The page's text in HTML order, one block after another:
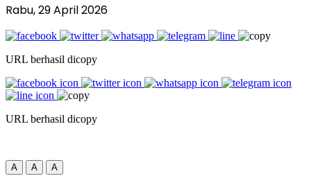
Rabu, 29 April 2026
URL berhasil dicopy
URL berhasil dicopy
A A A